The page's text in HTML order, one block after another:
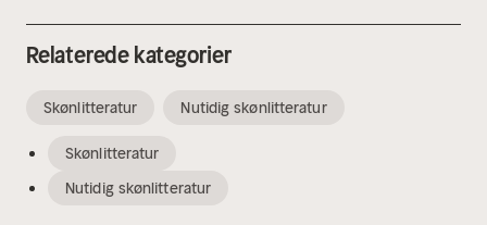
Relaterede kategorier
Skønlitteratur Nutidig skønlitteratur
Skønlitteratur
Nutidig skønlitteratur